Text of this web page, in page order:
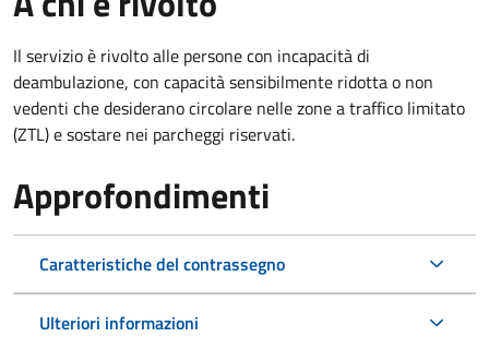
Il servizio è rivolto alle persone con incapacità di
deambulazione, con capacità sensibilmente ridotta o non
vedenti che desiderano circolare nelle zone a traffico limitato
(ZTL) e sostare nei parcheggi riservati.
Approfondimenti
Caratteristiche del contrassegno
Ulteriori informazioni